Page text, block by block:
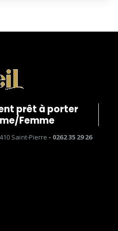
prêt à porter
Femme
Saint-Pierre - 0262 35 29 26